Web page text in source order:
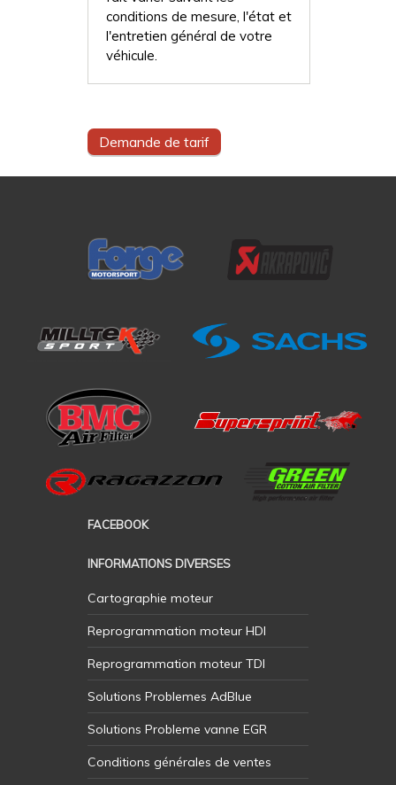
conditions de mesure, l'état et
l'entretien général de votre
véhicule.
Demande de tarif
FACEBOOK
INFORMATIONS DIVERSES
Cartographie moteur
Reprogrammation moteur HDI
Reprogrammation moteur TDI
Solutions Problemes AdBlue
Solutions Probleme vanne EGR
Conditions générales de ventes